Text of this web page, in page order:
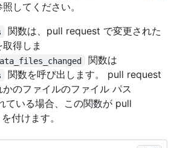
照してください。
関数は、pull request で変更された
得しま
関数は
関数を呼び出します。 pull request
のファイルのファイル パス
ている場合、この関数が pull
付けます。